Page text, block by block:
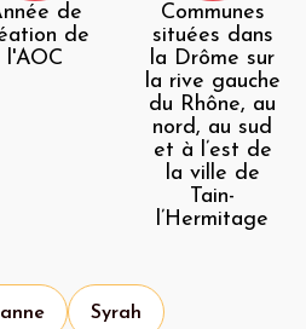
de
de
l'AOC
Communes
situées dans
la Drôme sur
la rive gauche
du Rhône, au
nord, au sud
et à l’est de
la ville de
Tain-
l’Hermitage
Syrah